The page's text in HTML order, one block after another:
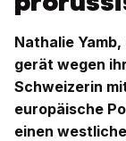
Nathalie
gerät wegen
Schweizerin
europäische
einen